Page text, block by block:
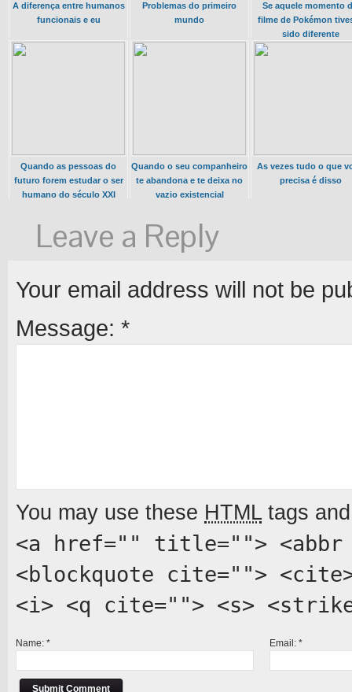
A diferença entre humanos
funcionais e eu
Problemas do primeiro
mundo
Se aquele momento
filme de Pokémon
sido diferente
Quando as pessoas do
futuro forem estudar o ser
humano do século XXI
Quando o seu companheiro
te abandona e te deixa no
vazio existencial
As vezes tudo o que
precisa é disso
Leave a Reply
Your email address will not be
Message: *
You may use these HTMLtags
<a href="" title="">
<blockquote cite="">
<i> <q cite=""> <s>
Name: * Email:*